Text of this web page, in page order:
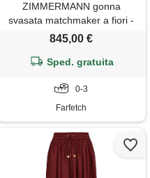
ZIMMERMANN gonna
svasata matchmaker a fiori -
toni neutri
845,00 €
Sped. gratuita
0-3
Farfetch